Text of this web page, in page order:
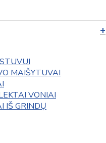
MAIŠYTUVAI
VONIAI
IŠ GRINDŲ